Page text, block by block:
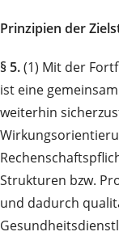
Prinzipien der
§ 5.(1) Mit der
ist eine
weiterhin
Strukturen bzw.
und dadurch